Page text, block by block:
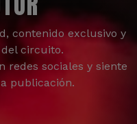
contenido exclusivo y
circuito.
redes sociales y siente
publicación.